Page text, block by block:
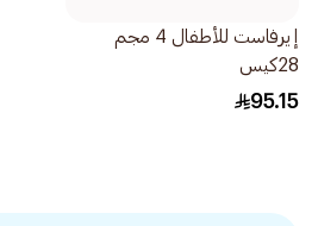
إيرفاست للأطفال 4 مجم
28كيس
95.15